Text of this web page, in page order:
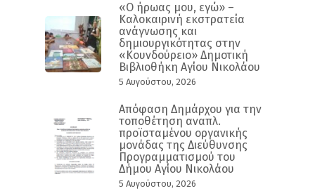
«Ο ήρωας μου, εγώ» –
Καλοκαιρινή εκστρατεία
ανάγνωσης και
δημιουργικότητας στην
«Κουνδούρειο» Δημοτική
Βιβλιοθήκη Αγίου Νικολάου
5 Αυγούστου, 2026
Απόφαση Δημάρχου για την
τοποθέτηση αναπλ.
προϊσταμένου οργανικής
μονάδας της Διεύθυνσης
Προγραμματισμού του
Δήμου Αγίου Νικολάου
5 Αυγούστου, 2026